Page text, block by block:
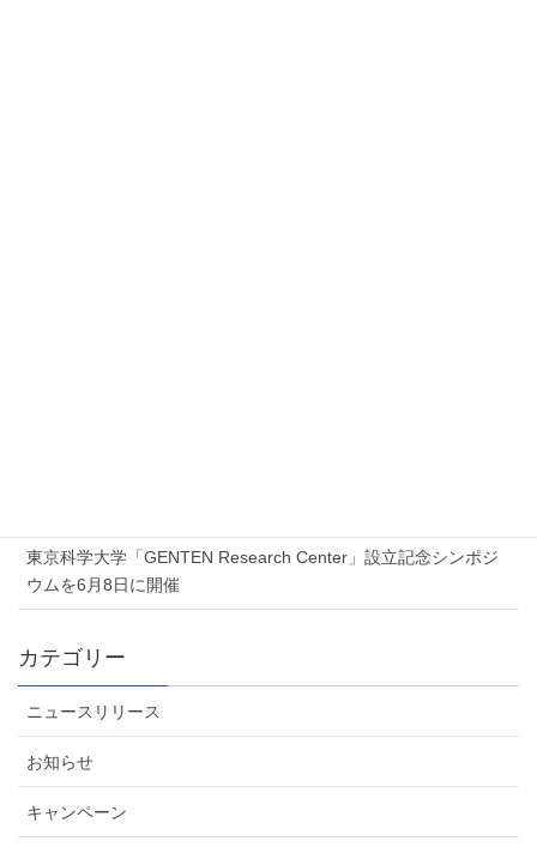
東京科学大学「GENTEN Research Center」設立記念シンポジ
ウムを6月8日に開催
カテゴリー
ニュースリリース
お知らせ
キャンペーン